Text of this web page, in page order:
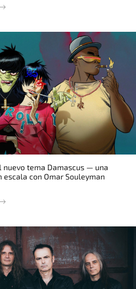
nuevo tema Damascus — una
con Omar Souleyman